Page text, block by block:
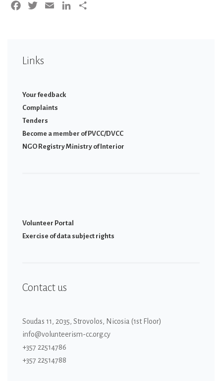
Facebook
Twitter Email LinkedIn
Links
Your feedback
Complaints
Tenders
Become a member of PVCC/DVCC
NGO Registry Ministry of Interior
Volunteer Portal
Εxercise of data subject rights
Contact us
Soudas 11, 2035, Strovolos, Nicosia (1st Floor)
info@volunteerism-cc.org.cy
+357 22514786
+357 22514788